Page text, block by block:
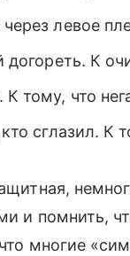
левое
догореть. К
тому, что
сглазил. К
и помнить,
многие